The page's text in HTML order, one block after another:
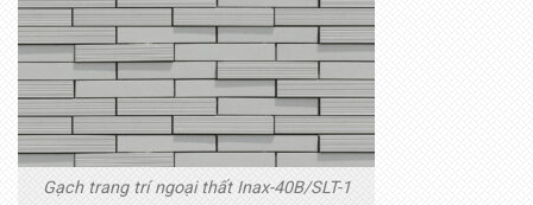
Gạch trang trí ngoại thất Inax-40B/SLT-1